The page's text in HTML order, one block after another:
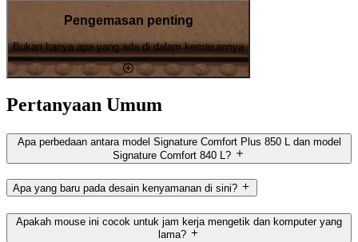
Pengemasan penting
Bukan hanya apa yang ada di dalam kemasannya
Pertanyaan Umum
Apa perbedaan antara model Signature Comfort Plus 850 L dan model
Signature Comfort 840 L?
Apa yang baru pada desain kenyamanan di sini?
Apakah mouse ini cocok untuk jam kerja mengetik dan komputer yang
lama?